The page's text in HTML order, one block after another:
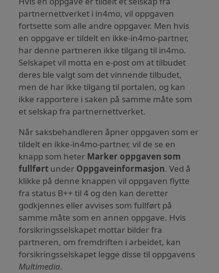
partnernettverket i in4mo, vil oppgaven
fortsette som alle andre oppgaver. Men hvis
en oppgave er tildelt en ikke-in4mo-partner,
har denne partneren ikke tilgang til in4mo.
Selskapet vil motta en e-post om at tilbudet
deres ble valgt som det vinnende tilbudet,
men de har ikke tilgang til portalen, og kan
ikke rapportere i saken på samme måte som
et selskap fra partnernettverket.
Når saksbehandleren åpner oppgaven som er
tildelt en ikke-in4mo-partner, vil de se en
knapp som heter Marker oppgaven som
fullført under Oppgaveinformasjon. Ved å
klikke på denne knappen vil oppgaven flytte
fra status B++ til 4 og den kan deretter
godkjennes eller avvises som fullført på
samme måte som en annen oppgave. Hvis
forsikringsselskapet mottar bilder fra
partneren, om fremdriften i arbeidet, kan
forsikringsselskapet legge disse til oppgavens
Multimedia.